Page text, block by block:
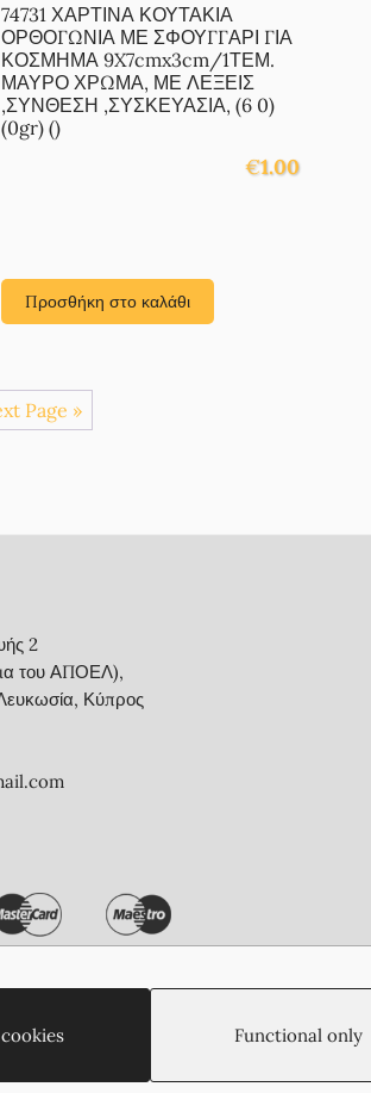
Functional only
74731 ΧΑΡΤΙΝΑ ΚΟΥΤΑΚΙΑ
ΟΡΘΟΓΩΝΙΑ ΜΕ ΣΦΟΥΓΓΑΡΙ ΓΙΑ
ΚΟΣΜΗΜΑ 9X7cmx3cm/1ΤΕΜ.
ΜΑΥΡΟ ΧΡΩΜΑ, ΜΕ ΛΕΞΕΙΣ
,ΣΥΝΘΕΣΗ ,ΣΥΣΚΕΥΑΣΙΑ, (6 0)
(0gr) ()
€1.00
Προσθήκη στο καλάθι
Page »
2
του ΑΠΟΕΛ),
Κύπρος